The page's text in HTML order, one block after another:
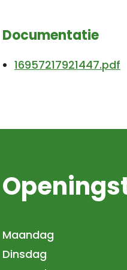
Documentatie
16957217921447.pdf
Maandag
Dinsdag